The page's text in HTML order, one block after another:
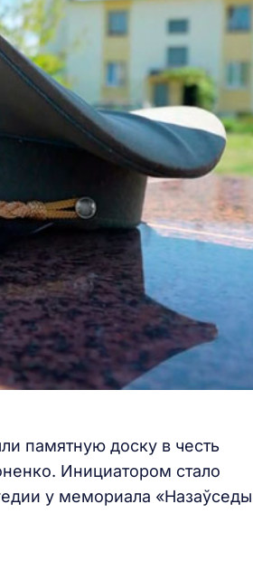
памятную доску в честь
Инициатором стало
у мемориала